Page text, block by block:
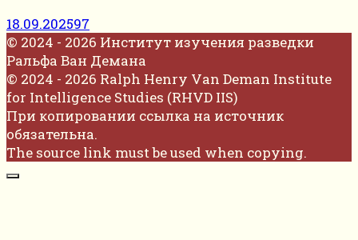
18.09.202597
© 2024 - 2026 Институт изучения разведки
Ральфа Ван Демана
© 2024 - 2026 Ralph Henry Van Deman Institute
for Intelligence Studies (RHVD IIS)
При копировании ссылка на источник
обязательна.
The source link must be used when copying.